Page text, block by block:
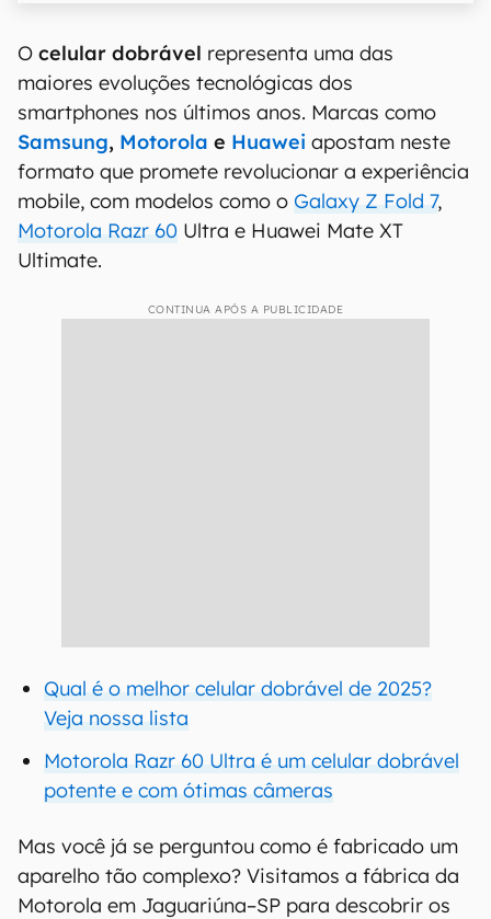
O celular dobrável representa uma das
maiores evoluções tecnológicas dos
smartphones nos últimos anos. Marcas como
Samsung, Motorola e Huawei apostam neste
formato que promete revolucionar a experiência
mobile, com modelos como o Galaxy Z Fold 7,
Motorola Razr 60 Ultra e Huawei Mate XT
Ultimate.
CONTINUA APÓS A PUBLICIDADE
Qual é o melhor celular dobrável de 2025?
Veja nossa lista
Motorola Razr 60 Ultra é um celular dobrável
potente e com ótimas câmeras
Mas você já se perguntou como é fabricado um
aparelho tão complexo? Visitamos a fábrica da
Motorola em Jaguariúna–SP para descobrir os